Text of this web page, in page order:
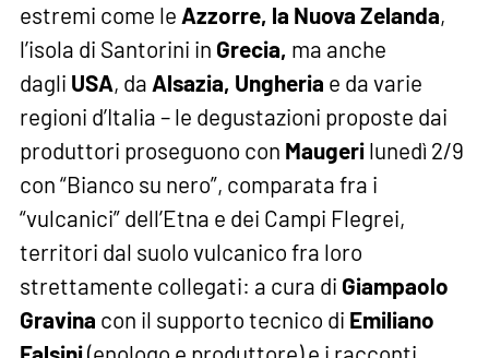
estremi come le Azzorre, la Nuova Zelanda,
l’isola di Santorini in Grecia, ma anche
dagli USA, da Alsazia, Ungheria e da varie
regioni d’Italia – le degustazioni proposte dai
produttori proseguono con Maugeri lunedì 2/9
con “Bianco su nero”, comparata fra i
“vulcanici” dell’Etna e dei Campi Flegrei,
territori dal suolo vulcanico fra loro
strettamente collegati: a cura di Giampaolo
Gravina con il supporto tecnico di Emiliano